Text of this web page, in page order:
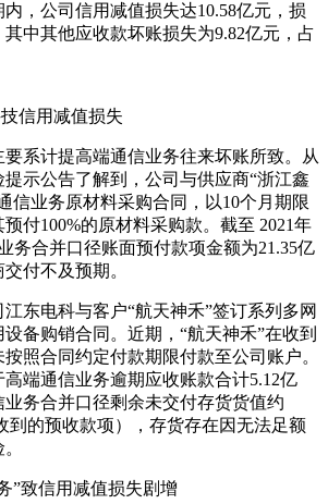
，公司信用减值损失达10.58亿元，损
中其他应收款坏账损失为9.82亿元，占
信用减值损失
系计提高端通信业务往来坏账所致。从
示公告了解到，公司与供应商“浙江鑫
信业务原材料采购合同，以10个月期限
付100%的原材料采购款。截至 2021年
务合并口径账面预付款项金额为21.35亿
付不及预期。
东电科与客户“航天神禾”签订系列多网
备购销合同。近期，“航天神禾”在收到
照合同约定付款期限付款至公司账户。
端通信业务逾期应收账款合计5.12亿
务合并口径剩余未交付存货货值约
到的预收款项），存货存在因无法足额
”致信用减值损失剧增